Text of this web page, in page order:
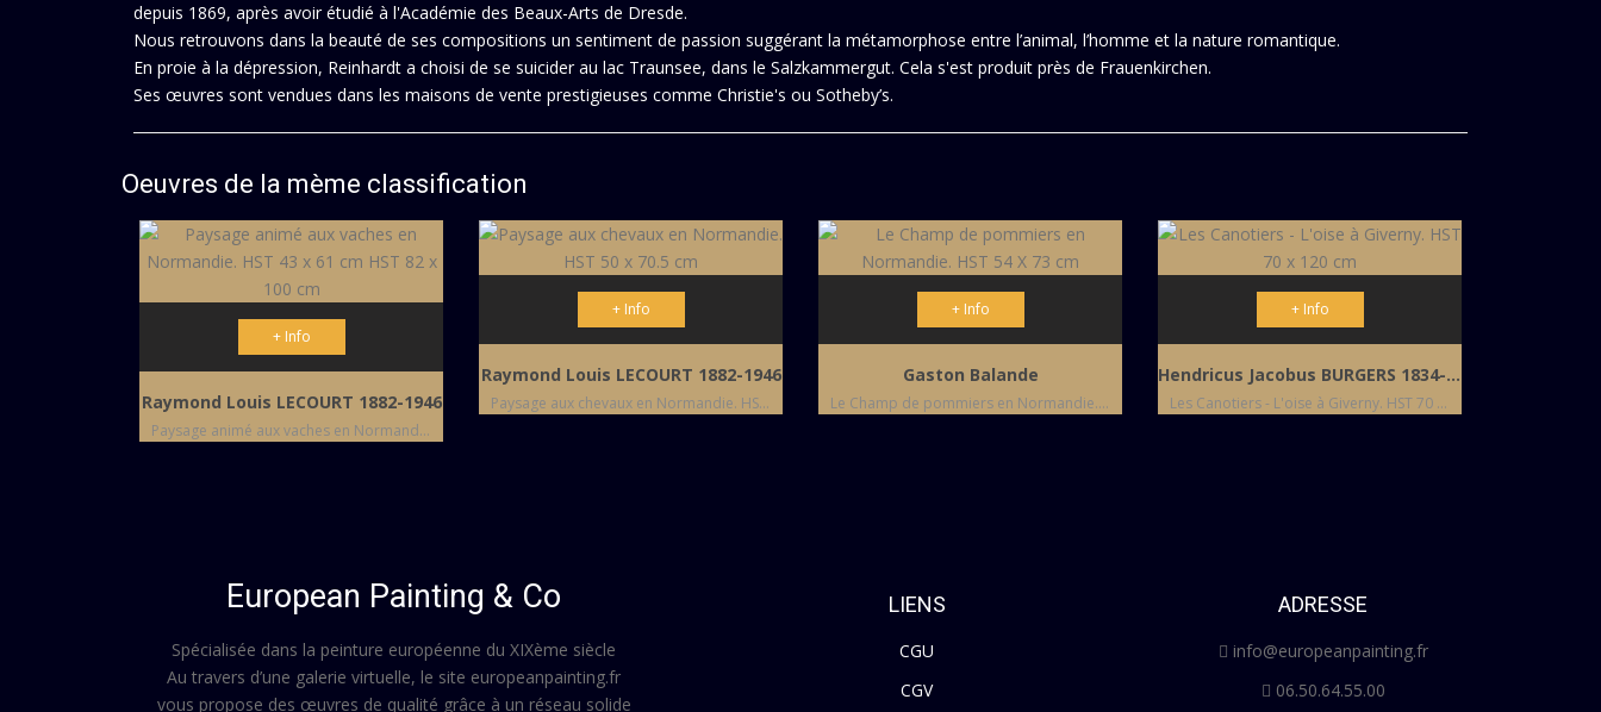
depuis 1869, après avoir étudié à l'Académie des Beaux-Arts de Dresde.
Nous retrouvons dans la beauté de ses compositions un sentiment de passion suggérant la métamorphose entre l’animal, l’homme et la nature romantique.
En proie à la dépression, Reinhardt a choisi de se suicider au lac Traunsee, dans le Salzkammergut. Cela s'est produit près de Frauenkirchen.
Ses œuvres sont vendues dans les maisons de vente prestigieuses comme Christie's ou Sotheby’s.
Oeuvres de la mème classification
+ Info
Raymond Louis LECOURT 1882-1946
Paysage animé aux vaches en Normandie. HST 43 x 61 cm HST 82 x 100 cm
+ Info
Raymond Louis LECOURT 1882-1946
Paysage aux chevaux en Normandie. HST 50 x 70.5 cm
+ Info
Gaston Balande
Le Champ de pommiers en Normandie. HST 54 X 73 cm
+ Info
Hendricus Jacobus BURGERS 1834-1899
Les Canotiers - L'oise à Giverny. HST 70 x 120 cm
European Painting & Co
Spécialisée dans la peinture européenne du XIXème siècle
Au travers d’une galerie virtuelle, le site europeanpainting.fr
vous propose des œuvres de qualité grâce à un réseau solide
LIENS
CGU
CGV
ADRESSE
info@europeanpainting.fr
06.50.64.55.00